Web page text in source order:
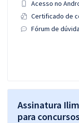
Acesso no
Certificado de
Fórum de
Assinatura
para